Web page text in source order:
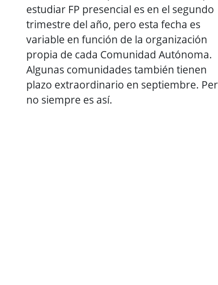
estudiar FP presencial es en el segundo
trimestre del año, pero esta fecha es
variable en función de la organización
propia de cada Comunidad Autónoma.
Algunas comunidades también tienen
plazo extraordinario en septiembre.
no siempre es así.